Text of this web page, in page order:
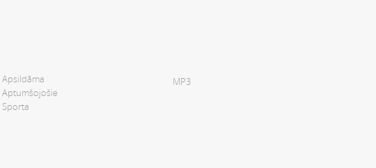
Apsildāma
Aptumšojošie
Sporta
MP3